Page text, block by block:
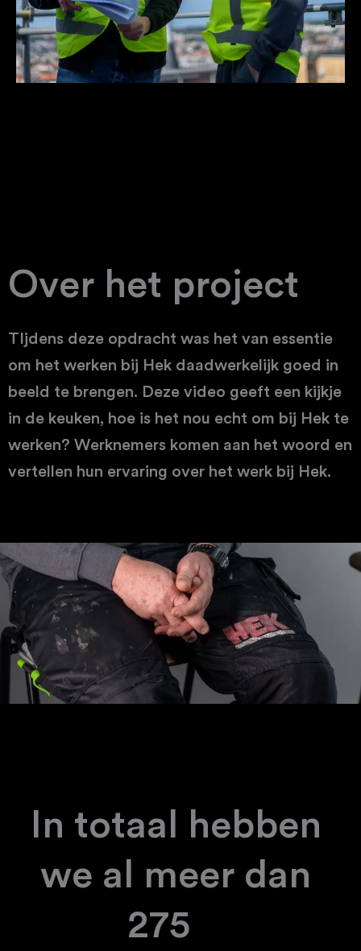
Over het project
TIjdens deze opdracht was het van essentie
om het werken bij Hek daadwerkelijk goed in
beeld te brengen. Deze video geeft een kijkje
in de keuken, hoe is het nou echt om bij Hek te
werken? Werknemers komen aan het woord en
vertellen hun ervaring over het werk bij Hek.
In totaal hebben
we al meer dan
466